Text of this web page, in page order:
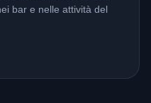
bar e nelle attività del